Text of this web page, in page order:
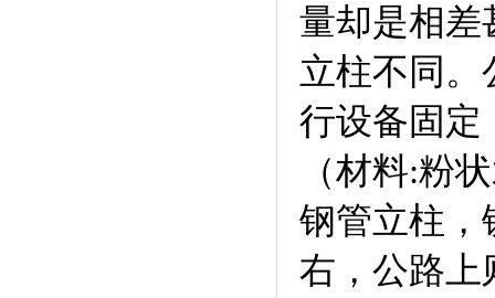
量却是相差
立柱不同。
行设备固定
（材料:粉
钢管立柱，
右，公路上